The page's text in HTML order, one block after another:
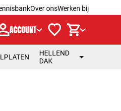
Over onsWerken bij
ACCOUNT
HELLEND
DAK